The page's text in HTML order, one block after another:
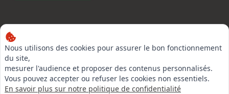
Nous utilisons des cookies pour assurer le bon fonctionnement
du site,
mesurer l'audience et proposer des contenus personnalisés.
Vous pouvez accepter ou refuser les cookies non essentiels.
En savoir plus sur notre politique de confidentialité
LinkedIn
Instagram